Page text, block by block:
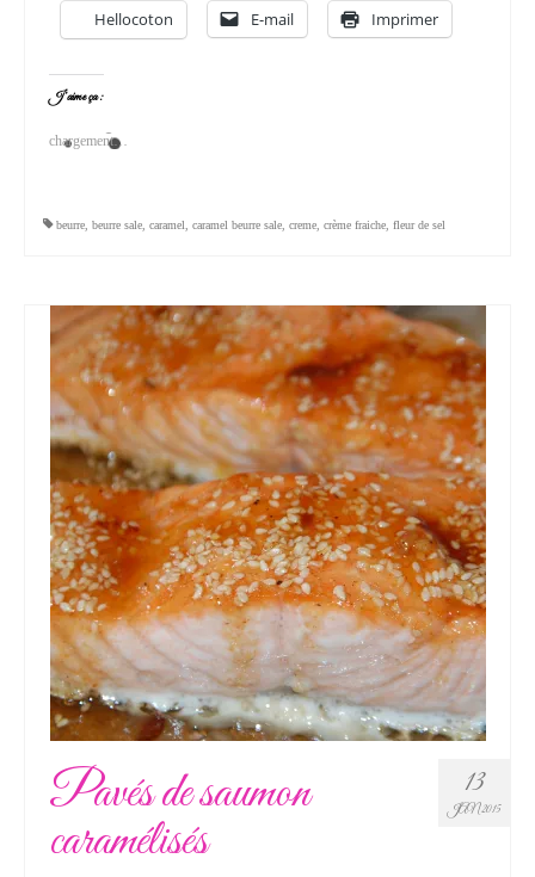
Hellocoton E-mail Imprimer
J’aime ça :
chargement…
beurre beurre sale caramel caramel beurre sale creme crème fraiche fleur de sel
13
JAN 2015
Pavés de saumon
caramélisés